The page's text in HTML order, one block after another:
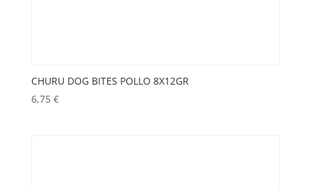
CHURU DOG BITES POLLO 8X12GR
6,75 €